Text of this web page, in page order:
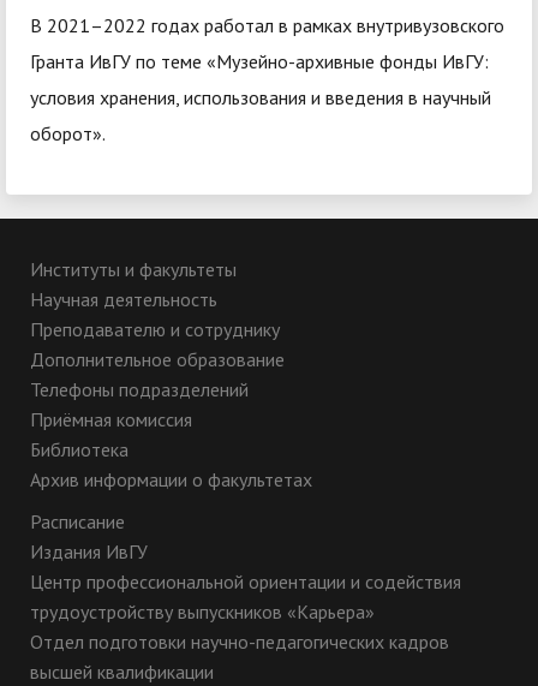
В 2021–2022 годах работал в рамках внутривузовского
Гранта ИвГУ по теме «Музейно-архивные фонды ИвГУ:
условия хранения, использования и введения в научный
оборот».
Институты и факультеты
Научная деятельность
Преподавателю и сотруднику
Дополнительное образование
Телефоны подразделений
Приёмная комиссия
Библиотека
Архив информации о факультетах
Расписание
Издания ИвГУ
Центр профессиональной ориентации и содействия
трудоустройству выпускников «Карьера»
Отдел подготовки научно-педагогических кадров
высшей квалификации